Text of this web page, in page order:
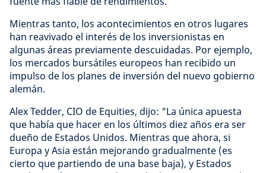
Mientras tanto, los acontecimientos en otros lugares
han reavivado el interés de los inversionistas en
algunas áreas previamente descuidadas. Por ejemplo,
los mercados bursátiles europeos han recibido un
impulso de los planes de inversión del nuevo gobierno
alemán.
Alex Tedder, CIO de Equities, dijo: "La única apuesta
que había que hacer en los últimos diez años era ser
dueño de Estados Unidos. Mientras que ahora, si
Europa y Asia están mejorando gradualmente (es
cierto que partiendo de una base baja), y Estados